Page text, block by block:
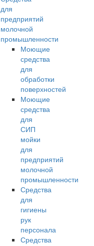
для
предприятий
молочной
промышленности
Моющие
средства
для
обработки
поверхностей
Моющие
средства
для
СИП
мойки
для
предприятий
молочной
промышленности
Средства
для
гигиены
рук
персонала
Средства